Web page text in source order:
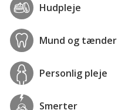
Hudpleje
Mund og tænder
Personlig pleje
Smerter